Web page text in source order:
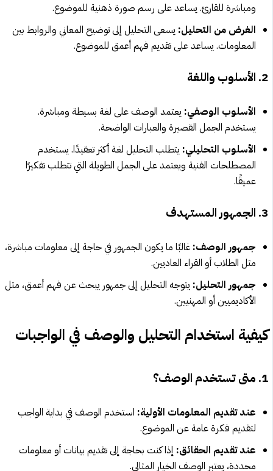
ومباشرة للقارئ. يساعد على رسم صورة ذهنية للموضوع.
الغرض من التحليل: يسعى التحليل إلى توضيح المعاني والروابط بين
المعلومات. يساعد على تقديم فهم أعمق للموضوع.
2. الأسلوب واللغة
الأسلوب الوصفي: يعتمد الوصف على لغة بسيطة ومباشرة.
يستخدم الجمل القصيرة والعبارات الواضحة.
الأسلوب التحليلي: يتطلب التحليل لغة أكثر تعقيدًا. يستخدم
المصطلحات الفنية ويعتمد على الجمل الطويلة التي تتطلب تفكيرًا
عميقًا.
3. الجمهور المستهدف
جمهور الوصف: غالبًا ما يكون الجمهور في حاجة إلى معلومات مباشرة،
مثل الطلاب أو القراء العاديين.
جمهور التحليل: يتوجه التحليل إلى جمهور يبحث عن فهم أعمق، مثل
الأكاديميين أو المهنيين.
كيفية استخدام التحليل والوصف في الواجبات
1. متى تستخدم الوصف؟
عند تقديم المعلومات الأولية: استخدم الوصف في بداية الواجب
لتقديم فكرة عامة عن الموضوع.
عند تقديم الحقائق: إذا كنت بحاجة إلى تقديم بيانات أو معلومات
محددة، يعتبر الوصف الخيار المثالي.